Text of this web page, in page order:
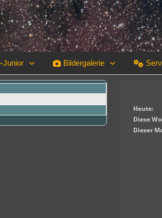
Junior Bildergalerie
Heute:
Diese
Dieser